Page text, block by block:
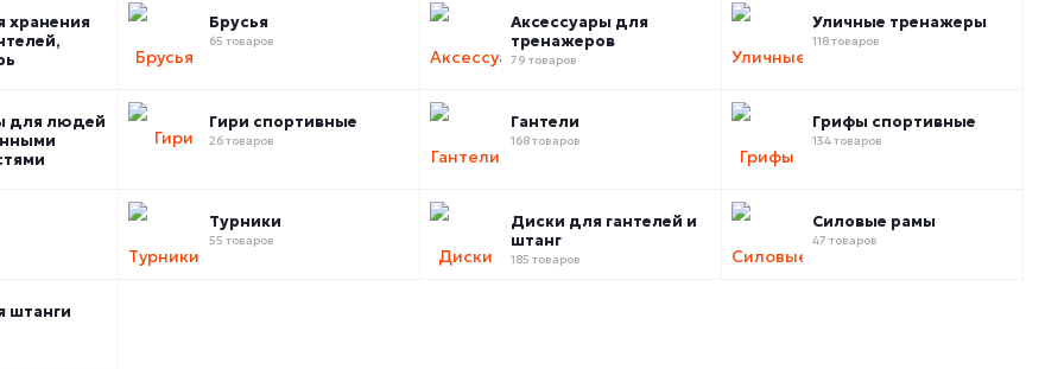
хранения
Брусья
65 товаров
Аксессуары для
тренажеров
79 товаров
Уличные тренажеры
118 товаров
для людей
Гири спортивные
26 товаров
Гантели
168 товаров
Грифы спортивные
134 товаров
Турники
55 товаров
Диски для гантелей и
штанг
185 товаров
Силовые рамы
47 товаров
штанги